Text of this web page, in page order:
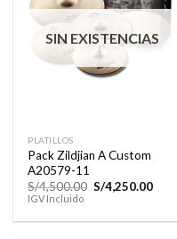
Añadir
lista de
deseos
SIN EXISTENCIAS
PLATILLOS
Pack Zildjian A Custom
A20579-11
S/4,500.00 El
precio
era:
S/4,250.00El
es:
IGV Incluido